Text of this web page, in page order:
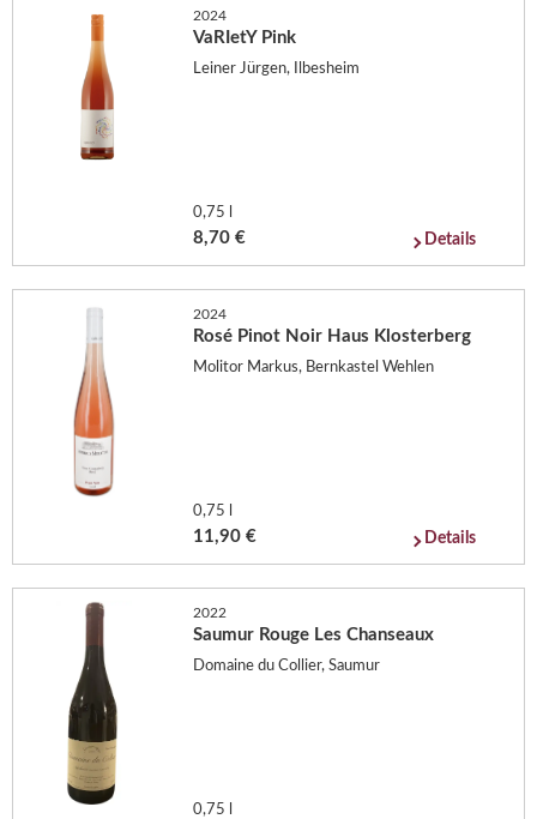
2024
VaRIetY Pink
Leiner Jürgen, Ilbesheim
0,75 l
8,70 € Details
2024
Rosé Pinot Noir Haus Klosterberg
Molitor Markus, Bernkastel Wehlen
0,75 l
11,90 € Details
2022
Saumur Rouge Les Chanseaux
Domaine du Collier, Saumur
0,75 l